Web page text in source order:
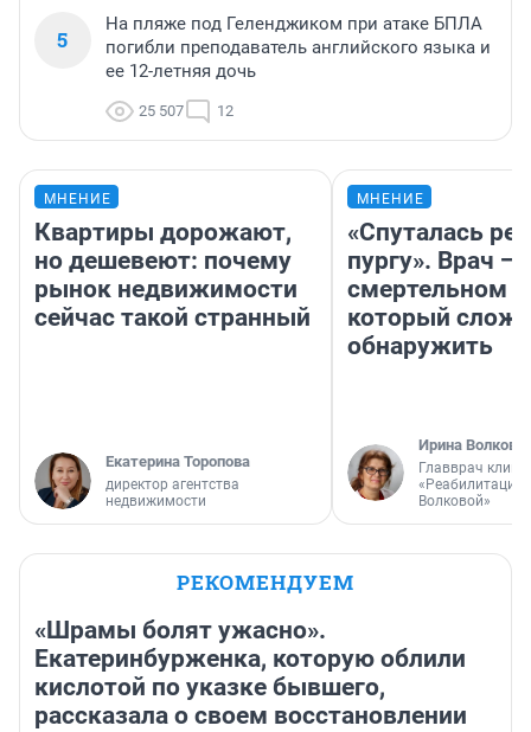
5
На пляже под Геленджиком при атаке БПЛА
погибли преподаватель английского языка и
ее 12-летняя дочь
25 507 12
МНЕНИЕ
Квартиры дорожают,
но дешевеют: почему
рынок недвижимости
сейчас такой странный
Екатерина Торопова
директор агентства
недвижимости
МНЕНИЕ
«Спуталась
пургу». Врач —
смертельном
который
обнаружить
Ирина Волкова
Главврач
«Реабилитация
Волковой»
РЕКОМЕНДУЕМ
«Шрамы болят ужасно».
Екатеринбурженка, которую облили
кислотой по указке бывшего,
рассказала о своем восстановлении